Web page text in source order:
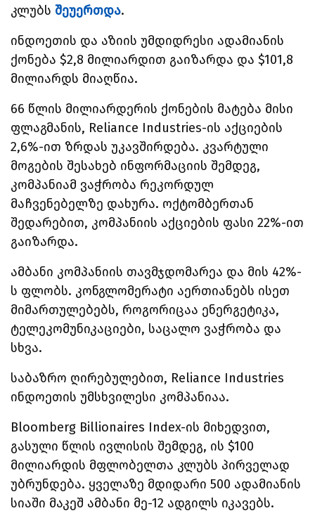
კლუბს შეუერთდა.
ინდოეთის და აზიის უმდიდრესი ადამიანის
ქონება $2,8 მილიარდით გაიზარდა და $101,8
მილიარდს მიაღწია.
66 წლის მილიარდერის ქონების მატება მისი
ფლაგმანის, Reliance Industries-ის აქციების
2,6%-ით ზრდას უკავშირდება. კვარტული
მოგების შესახებ ინფორმაციის შემდეგ,
კომპანიამ ვაჭრობა რეკორდულ
მაჩვენებელზე დახურა. ოქტომბერთან
შედარებით, კომპანიის აქციების ფასი 22%-ით
გაიზარდა.
ამბანი კომპანიის თავმჯდომარეა და მის 42%-
ს ფლობს. კონგლომერატი აერთიანებს ისეთ
მიმართულებებს, როგორიცაა ენერგეტიკა,
ტელეკომუნიკაციები, საცალო ვაჭრობა და
სხვა.
საბაზრო ღირებულებით, Reliance Industries
ინდოეთის უმსხვილესი კომპანიაა.
Bloomberg Billionaires Index-ის მიხედვით,
გასული წლის ივლისის შემდეგ, ის $100
მილიარდის მფლობელთა კლუბს პირველად
უბრუნდება. ყველაზე მდიდარი 500 ადამიანის
სიაში მაკეშ ამბანი მე-12 ადგილს იკავებს.